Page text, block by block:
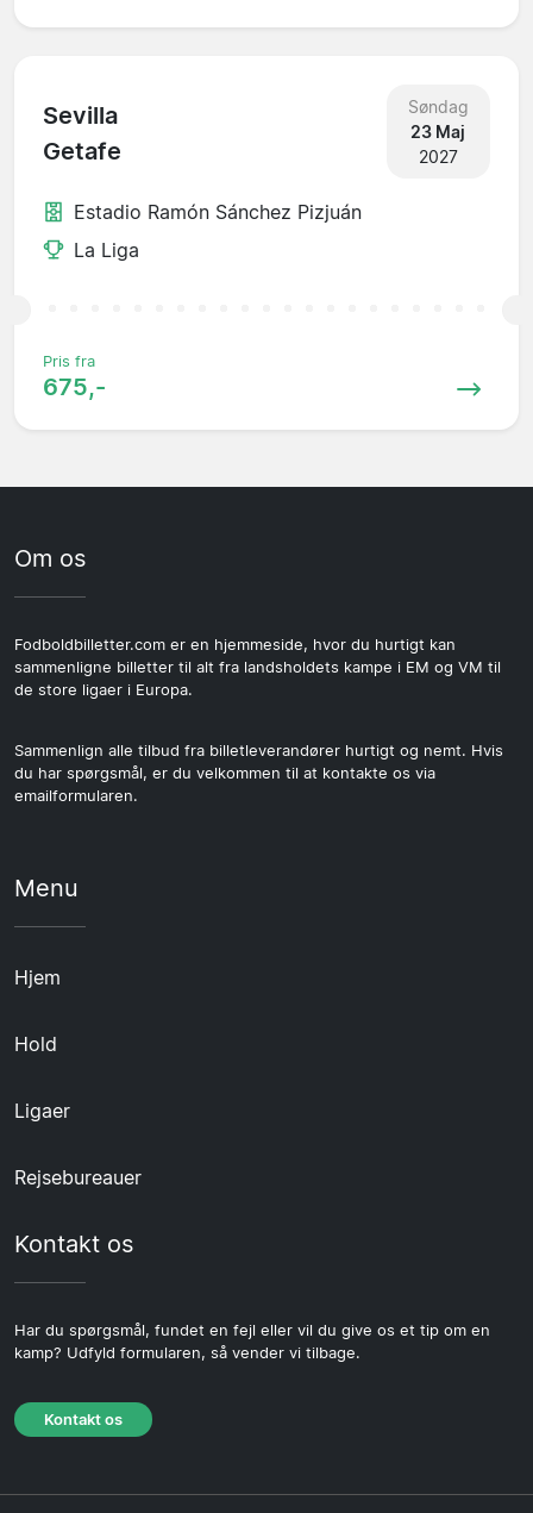
Sevilla
Getafe
Søndag
23 Maj
2027
Estadio Ramón Sánchez Pizjuán
La Liga
Pris fra
675,-
Om os
Fodboldbilletter.com er en hjemmeside, hvor du hurtigt kan
sammenligne billetter til alt fra landsholdets kampe i EM og VM til
de store ligaer i Europa.
Sammenlign alle tilbud fra billetleverandører hurtigt og nemt. Hvis
du har spørgsmål, er du velkommen til at kontakte os via
emailformularen.
Menu
Hjem
Hold
Ligaer
Rejsebureauer
Kontakt os
Har du spørgsmål, fundet en fejl eller vil du give os et tip om en
kamp? Udfyld formularen, så vender vi tilbage.
Kontakt os